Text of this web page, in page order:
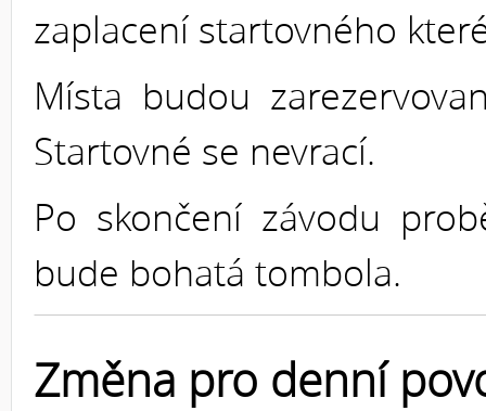
zaplacení startovného
Místa budou
Startovné se nevrací.
Po skončení závodu
bude bohatá tombola.
Změna pro denní